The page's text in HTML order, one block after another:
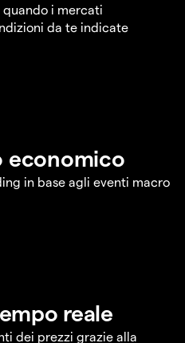
i mercati
da te indicate
economico
in base agli eventi macro
reale
dei prezzi grazie alla